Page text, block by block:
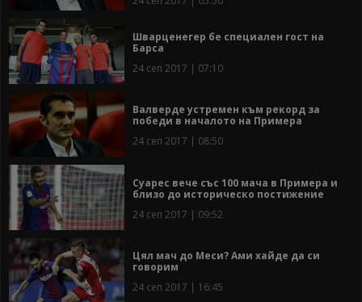
Шварценегер бе специален гост на
Барса
24 сеп 2017 | 07:10
Валверде устремен към рекорд за
победи в началото на Примера
24 сеп 2017 | 08:50
Суарес вече със 100 мача в Примера и
близо до историческо постижение
24 сеп 2017 | 09:52
Цял мач до Меси? Ами хайде да си
говорим
24 сеп 2017 | 16:45